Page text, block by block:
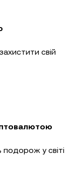
свій
подорож у світі